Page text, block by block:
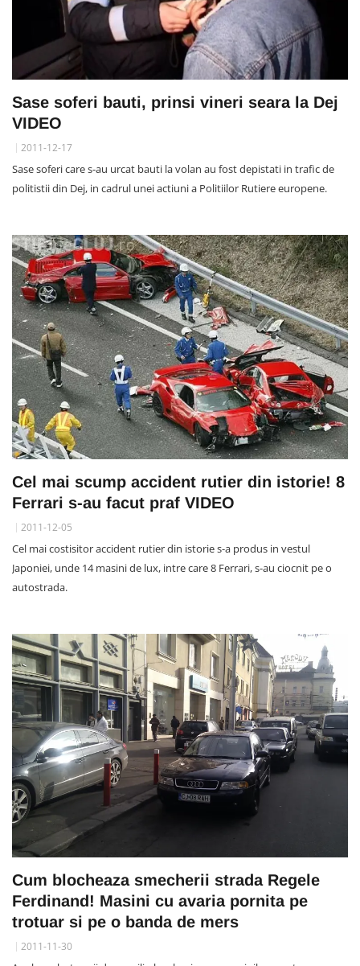
Sase soferi bauti, prinsi vineri seara la Dej
VIDEO
2011-12-17
Sase soferi care s-au urcat bauti la volan au fost depistati in trafic de
politistii din Dej, in cadrul unei actiuni a Politiilor Rutiere europene.
Cel mai scump accident rutier din istorie! 8
Ferrari s-au facut praf VIDEO
2011-12-05
Cel mai costisitor accident rutier din istorie s-a produs in vestul
Japoniei, unde 14 masini de lux, intre care 8 Ferrari, s-au ciocnit pe o
autostrada.
Cum blocheaza smecherii strada Regele
Ferdinand! Masini cu avaria pornita pe
trotuar si pe o banda de mers
2011-11-30